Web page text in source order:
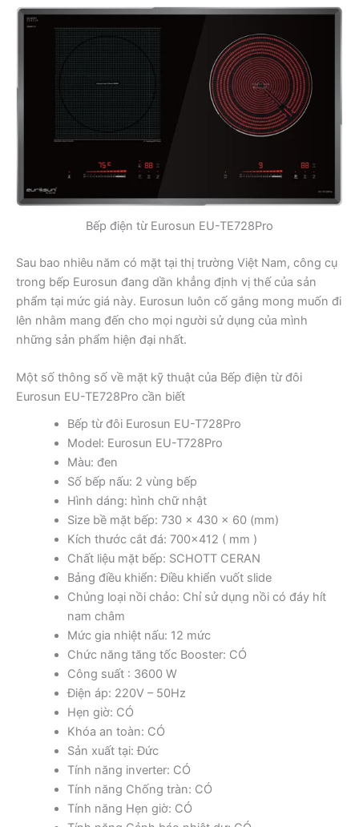
Bếp điện từ Eurosun EU-TE728Pro
Sau bao nhiêu năm có mặt tại thị trường Việt Nam, công cụ
trong bếp Eurosun đang dần khẳng định vị thế của sản
phẩm tại mức giá này. Eurosun luôn cố gắng mong muốn đi
lên nhằm mang đến cho mọi người sử dụng của mình
những sản phẩm hiện đại nhất.
Một số thông số về mặt kỹ thuật của Bếp điện từ đôi
Eurosun EU-TE728Pro cần biết
Bếp từ đôi Eurosun EU-T728Pro
Model: Eurosun EU-T728Pro
Màu: đen
Số bếp nấu: 2 vùng bếp
Hình dáng: hình chữ nhật
Size bề mặt bếp: 730 x 430 x 60 (mm)
Kích thước cắt đá: 700×412 ( mm )
Chất liệu mặt bếp: SCHOTT CERAN
Bảng điều khiển: Điều khiển vuốt slide
Chủng loại nồi chảo: Chỉ sử dụng nồi có đáy hít
nam châm
Mức gia nhiệt nấu: 12 mức
Chức năng tăng tốc Booster: CÓ
Công suất : 3600 W
Điện áp: 220V – 50Hz
Hẹn giờ: CÓ
Khóa an toàn: CÓ
Sản xuất tại: Đức
Tính năng inverter: CÓ
Tính năng Chống tràn: CÓ
Tính năng Hẹn giờ: CÓ